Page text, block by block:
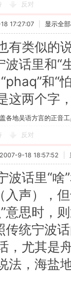
反对
17:27:07 显示全
有类似的
波话里和
和“
这两个字
各地吴语方言的正音
反对
9-18 18:57:52
波话里“啥
入声），
意思时，
传统宁波
，尤其是
法，海盐